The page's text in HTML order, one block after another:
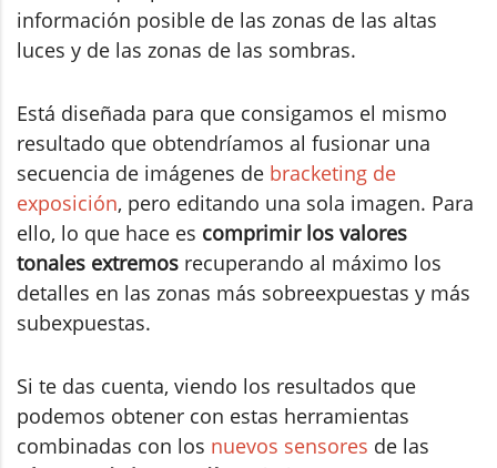
información posible de las zonas de las altas
luces y de las zonas de las sombras.
Está diseñada para que consigamos el mismo
resultado que obtendríamos al fusionar una
secuencia de imágenes de bracketing de
exposición, pero editando una sola imagen. Para
ello, lo que hace es comprimir los valores
tonales extremos recuperando al máximo los
detalles en las zonas más sobreexpuestas y más
subexpuestas.
Si te das cuenta, viendo los resultados que
podemos obtener con estas herramientas
combinadas con los nuevos sensores de las